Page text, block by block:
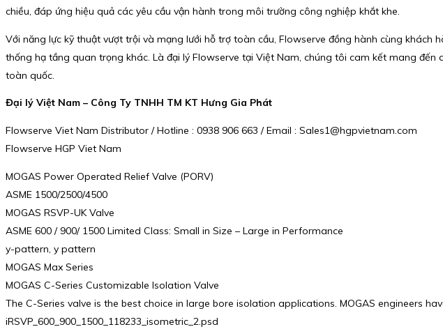
chiều, đáp ứng hiệu quả các yêu cầu vận hành trong môi trường công nghiệp khắt khe.
Với năng lực kỹ thuật vượt trội và mạng lưới hỗ trợ toàn cầu, Flowserve đồng hành cùng khách
thống hạ tầng quan trọng khác. Là đại lý Flowserve tại Việt Nam, chúng tôi cam kết mang
toàn quốc.
Đại lý Việt Nam – Công Ty TNHH TM KT Hưng Gia Phát
Flowserve Viet Nam Distributor / Hotline : 0938 906 663 / Email : Sales1@hgpvietnam.com
Flowserve HGP Viet Nam
MOGAS Power Operated Relief Valve (PORV)
ASME 1500/2500/4500
MOGAS RSVP-UK Valve
ASME 600 / 900/ 1500 Limited Class: Small in Size – Large in Performance
y-pattern, y pattern
MOGAS Max Series
MOGAS C-Series Customizable Isolation Valve
The C-Series valve is the best choice in large bore isolation applications. MOGAS engineers
iRSVP_600_900_1500_118233_isometric_2.psd